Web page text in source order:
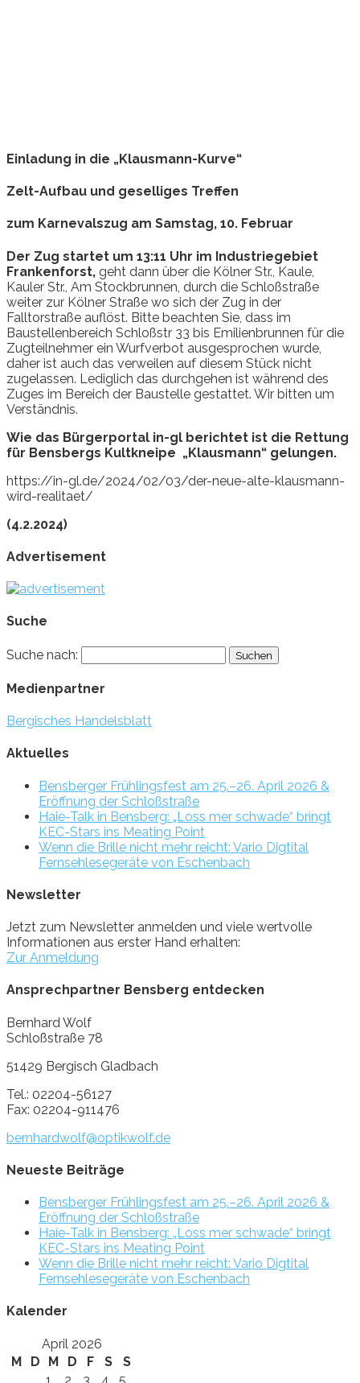
Einladung in die „Klausmann-Kurve“
Zelt-Aufbau und geselliges Treffen
zum Karnevalszug am Samstag, 10. Februar
Der Zug startet um 13:11 Uhr im Industriegebiet
Frankenforst, geht dann über die Kölner Str., Kaule,
Kauler Str., Am Stockbrunnen, durch die Schloßstraße
weiter zur Kölner Straße wo sich der Zug in der
Falltorstraße auflöst. Bitte beachten Sie, dass im
Baustellenbereich Schloßstr 33 bis Emilienbrunnen für die
Zugteilnehmer ein Wurfverbot ausgesprochen wurde,
daher ist auch das verweilen auf diesem Stück nicht
zugelassen. Lediglich das durchgehen ist während des
Zuges im Bereich der Baustelle gestattet. Wir bitten um
Verständnis.
Wie das Bürgerportal in-gl berichtet ist die Rettung
für Bensbergs Kultkneipe „Klausmann“ gelungen.
https://in-gl.de/2024/02/03/der-neue-alte-klausmann-
wird-realitaet/
(4.2.2024)
Advertisement
Suche
Suche nach:
Medienpartner
Bergisches Handelsblatt
Aktuelles
Bensberger Frühlingsfest am 25.–26. April 2026 &
Eröffnung der Schloßstraße
Haie-Talk in Bensberg: „Loss mer schwade“ bringt
KEC-Stars ins Meating Point
Wenn die Brille nicht mehr reicht: Vario Digtital
Fernsehlesegeräte von Eschenbach
Newsletter
Jetzt zum Newsletter anmelden und viele wertvolle
Informationen aus erster Hand erhalten:
Zur Anmeldung
Ansprechpartner Bensberg entdecken
Bernhard Wolf
Schloßstraße 78
51429 Bergisch Gladbach
Tel.: 02204-56127
Fax: 02204-911476
bernhardwolf@optikwolf.de
Neueste Beiträge
Bensberger Frühlingsfest am 25.–26. April 2026 &
Eröffnung der Schloßstraße
Haie-Talk in Bensberg: „Loss mer schwade“ bringt
KEC-Stars ins Meating Point
Wenn die Brille nicht mehr reicht: Vario Digtital
Fernsehlesegeräte von Eschenbach
Kalender
April 2026
M
D M D F S
S